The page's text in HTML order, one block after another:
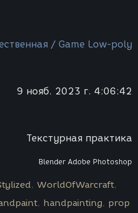
/ Game Low-poly
9 нояб. 2023 г. 4:06:42
Текстурная практика
Blender Adobe Photoshop
WorldOfWarcraft
handpainting prop